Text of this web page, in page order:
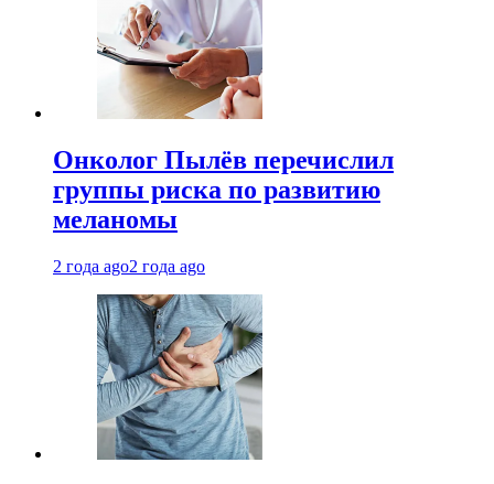
Онколог Пылёв перечислил
группы риска по развитию
меланомы
2 года ago2 года ago